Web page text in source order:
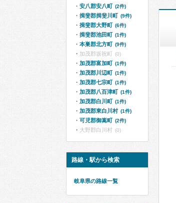
安八郡安八町 (2件)
揖斐郡揖斐川町 (9件)
揖斐郡大野町 (6件)
揖斐郡池田町 (1件)
本巣郡北方町 (9件)
加茂郡坂祝町 (0)
加茂郡富加町 (1件)
加茂郡川辺町 (1件)
加茂郡七宗町 (1件)
加茂郡八百津町 (1件)
加茂郡白川町 (1件)
加茂郡東白川村 (1件)
可児郡御嵩町 (2件)
大野郡白川村 (0)
路線・駅から検索
岐阜県の路線一覧